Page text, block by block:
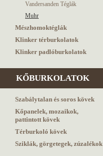
Vandersanden Téglák
Muhr
Mészhomoktéglák
Klinker térburkolatok
Klinker padlóburkolatok
KŐBURKOLATOK
Szabálytalan és soros kövek
Kőpanelek, mozaikok,
pattintott kövek
Térburkoló kövek
Sziklák, görgetegek, zúzalékok